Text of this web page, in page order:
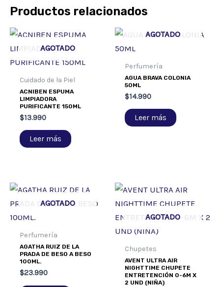
Productos relacionados
AGOTADO
Cuidado de la Piel
ACNIBEN ESPUMA
LIMPIADORA
PURIFICANTE 150ML
$13.990
Leer más
AGOTADO
Perfumería
AGUA BRAVA COLONIA
50ML
$14.990
Leer más
AGOTADO
Perfumería
AGATHA RUIZ DE LA
PRADA DE BESO A BESO
100ML.
$23.990
AGOTADO
Chupetes
AVENT ULTRA AIR
NIGHTTIME CHUPETE
ENTRETENCIÓN 0-6M X
2 UND (NIÑA)